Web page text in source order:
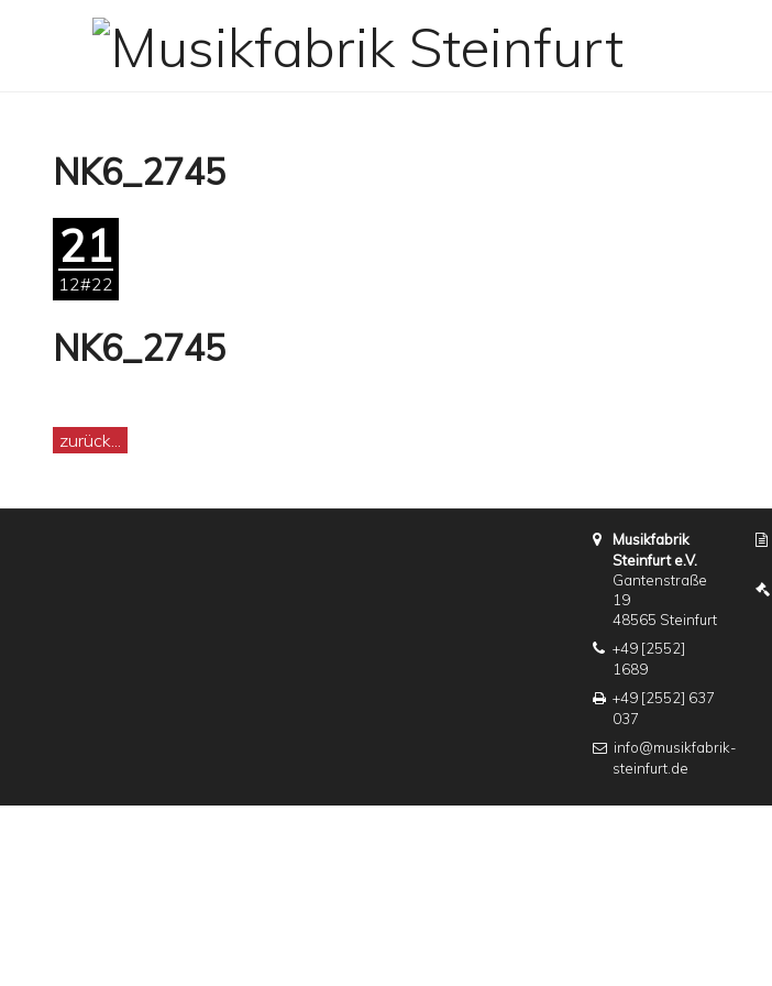
NK6_2745
21
12#22
NK6_2745
zurück...
Musikfabrik
Steinfurt e.V.
Gantenstraße
19
48565 Steinfurt
+49 [2552]
1689
+49 [2552] 637
037
info@musikfabrik-
steinfurt.de